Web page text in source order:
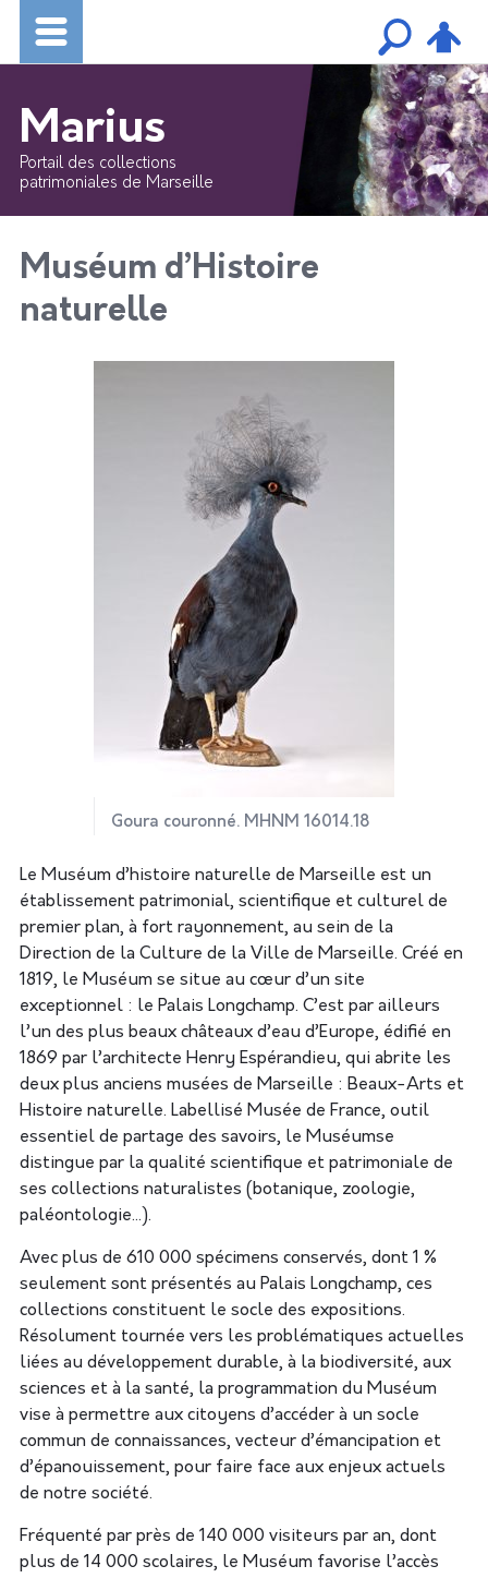
Marius
Portail des collections
patrimoniales de Marseille
Muséum d’Histoire
naturelle
Goura couronné. MHNM 16014.18
Le Muséum d’histoire naturelle de Marseille est un
établissement patrimonial, scientifique et culturel de
premier plan, à fort rayonnement, au sein de la
Direction de la Culture de la Ville de Marseille. Créé en
1819, le Muséum se situe au cœur d’un site
exceptionnel : le Palais Longchamp. C’est par ailleurs
l’un des plus beaux châteaux d’eau d’Europe, édifié en
1869 par l’architecte Henry Espérandieu, qui abrite les
deux plus anciens musées de Marseille : Beaux-Arts et
Histoire naturelle. Labellisé Musée de France, outil
essentiel de partage des savoirs, le Muséumse
distingue par la qualité scientifique et patrimoniale de
ses collections naturalistes (botanique, zoologie,
paléontologie...).
Avec plus de 610 000 spécimens conservés, dont 1 %
seulement sont présentés au Palais Longchamp, ces
collections constituent le socle des expositions.
Résolument tournée vers les problématiques actuelles
liées au développement durable, à la biodiversité, aux
sciences et à la santé, la programmation du Muséum
vise à permettre aux citoyens d’accéder à un socle
commun de connaissances, vecteur d’émancipation et
d’épanouissement, pour faire face aux enjeux actuels
de notre société.
Fréquenté par près de 140 000 visiteurs par an, dont
plus de 14 000 scolaires, le Muséum favorise l’accès